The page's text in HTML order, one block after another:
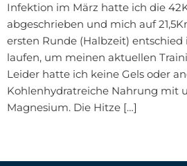
Infektion im März hatte ich die
abgeschrieben und mich auf
ersten Runde (Halbzeit)
laufen, um meinen aktuellen
Leider hatte ich keine Gels oder
Kohlenhydratreiche Nahrung mit
Magnesium. Die Hitze […]